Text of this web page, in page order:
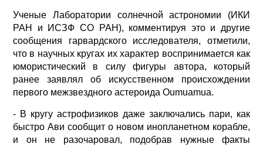
Ученые Лаборатории солнечной астрономии (ИКИ
РАН и ИСЗФ СО РАН), комментируя это и другие
сообщения гарвардского исследователя, отметили,
что в научных кругах их характер воспринимается как
юмористический в силу фигуры автора, который
ранее заявлял об искусственном происхождении
первого межзвездного астероида Oumuamua.
- В кругу астрофизиков даже заключались пари, как
быстро Ави сообщит о новом инопланетном корабле,
и он не разочаровал, подобрав нужные факты